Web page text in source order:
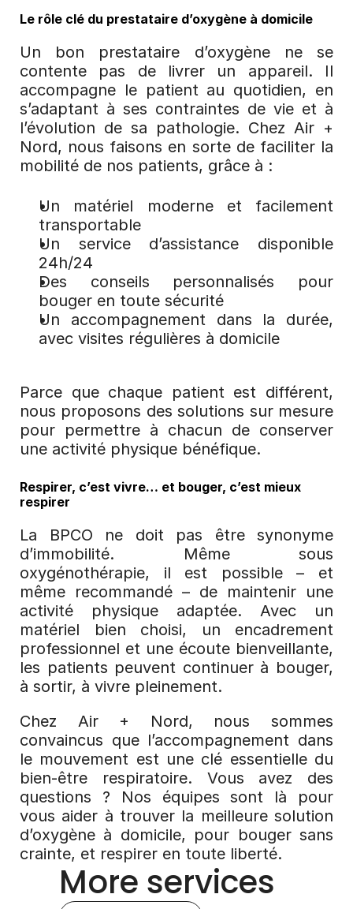
Le rôle clé du prestataire d’oxygène à domicile
Un bon prestataire d’oxygène ne se
contente pas de livrer un appareil. Il
accompagne le patient au quotidien, en
s’adaptant à ses contraintes de vie et à
l’évolution de sa pathologie. Chez Air +
Nord, nous faisons en sorte de faciliter la
mobilité de nos patients, grâce à :
Un matériel moderne et facilement
transportable
Un service d’assistance disponible
24h/24
Des conseils personnalisés pour
bouger en toute sécurité
Un accompagnement dans la durée,
avec visites régulières à domicile
Parce que chaque patient est différent,
nous proposons des solutions sur mesure
pour permettre à chacun de conserver
une activité physique bénéfique.
Respirer, c’est vivre… et bouger, c’est mieux
respirer
La BPCO ne doit pas être synonyme
d’immobilité. Même sous
oxygénothérapie, il est possible – et
même recommandé – de maintenir une
activité physique adaptée. Avec un
matériel bien choisi, un encadrement
professionnel et une écoute bienveillante,
les patients peuvent continuer à bouger,
à sortir, à vivre pleinement.
Chez Air + Nord, nous sommes
convaincus que l’accompagnement dans
le mouvement est une clé essentielle du
bien-être respiratoire. Vous avez des
questions ? Nos équipes sont là pour
vous aider à trouver la meilleure solution
d’oxygène à domicile, pour bouger sans
crainte, et respirer en toute liberté.
More services